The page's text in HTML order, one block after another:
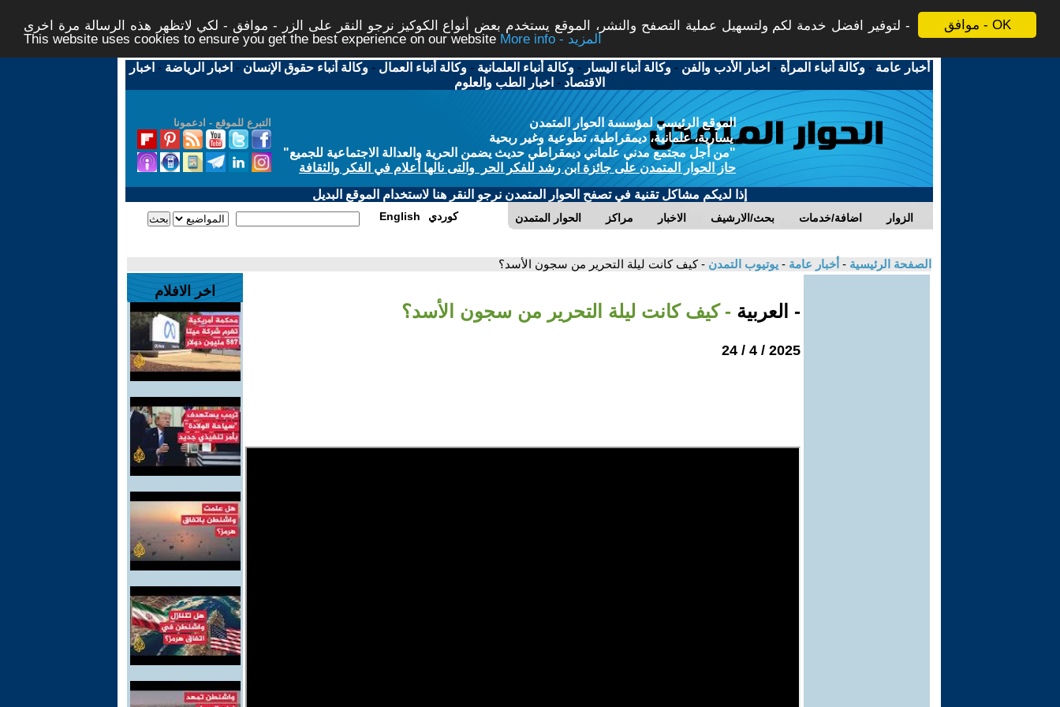
موافق - OK
لتوفير افضل خدمة لكم ولتسهيل عملية التصفح والنشر، الموقع يستخدم بعض أنواع الكوكيز نرجو النقر على الزر - موافق - لكي لاتظهر هذه الرسالة مرة اخرى -
This website uses cookies to ensure you get the best experience on our website
More info - المزيد
أخبار عامة -وكالة أنباء المرأة - اخبار الأدب والفن -وكالة أنباء اليسار -وكالة أنباء العلمانية -وكالة أنباء العمال -وكالة أنباء حقوق الإنسان - اخبار الرياضة - اخبار
الاقتصاد - اخبار الطب والعلوم
التبرع للموقع - ادعمونا
الموقع الرئيسي لمؤسسة الحوار المتمدن
يسارية، علمانية، ديمقراطية، تطوعية وغير ربحية
"من أجل مجتمع مدني علماني ديمقراطي حديث يضمن الحرية والعدالة الاجتماعية للجميع"
حاز الحوار المتمدن على جائزة ابن رشد للفكر الحر والتى نالها أعلام في الفكر والثقافة
إذا لديكم مشاكل تقنية في تصفح الحوار المتمدن نرجو النقر هنا لاستخدام الموقع البديل
الحوار المتمدن مراكز الاخبار بحث/الارشيف اضافة/خدمات الزوار English كوردي
الصفحة الرئيسية - أخبار عامة - يوتيوب التمدن - كيف كانت ليلة التحرير من سجون الأسد؟
- العربية - كيف كانت ليلة التحرير من سجون الأسد؟
2025 / 4 / 24
اخر الافلام